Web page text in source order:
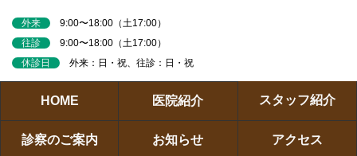
外来 9:00〜18:00（土17:00）
往診 9:00〜18:00（土17:00）
休診日 外来：日・祝、往診：日・祝
HOME 医院紹介 スタッフ紹介
診察のご案内 お知らせ アクセス